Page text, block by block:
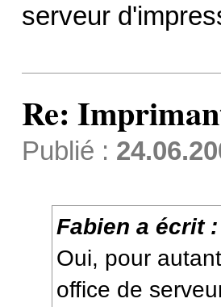
serveur
Re:
Publié :
Fabien a écrit :
Oui, pour
office de